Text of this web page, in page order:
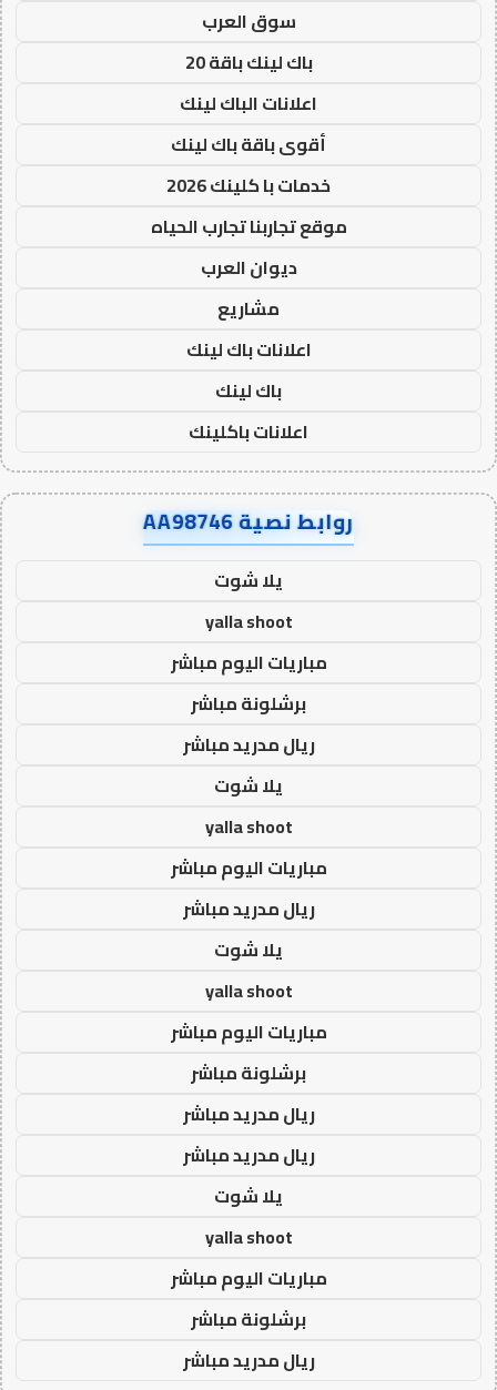
سوق العرب
باك لينك باقة 20
اعلانات الباك لينك
أقوى باقة باك لينك
خدمات با كلينك 2026
موقع تجاربنا تجارب الحياه
ديوان العرب
مشاريع
اعلانات باك لينك
باك لينك
اعلانات باكلينك
روابط نصية AA98746
يلا شوت
yalla shoot
مباريات اليوم مباشر
برشلونة مباشر
ريال مدريد مباشر
يلا شوت
yalla shoot
مباريات اليوم مباشر
ريال مدريد مباشر
يلا شوت
yalla shoot
مباريات اليوم مباشر
برشلونة مباشر
ريال مدريد مباشر
ريال مدريد مباشر
يلا شوت
yalla shoot
مباريات اليوم مباشر
برشلونة مباشر
ريال مدريد مباشر